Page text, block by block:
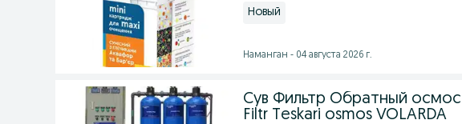
Новый
Наманган - 04 августа 2026 г.
Сув Фильтр Обратный
Filtr Teskari osmos VOLARDA